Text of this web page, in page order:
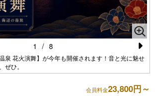
泉 花火演舞】が今年も開催されます！音と光に魅せ
ぜひ。
N
e
xt
1 / 8
会員料金23,800円～